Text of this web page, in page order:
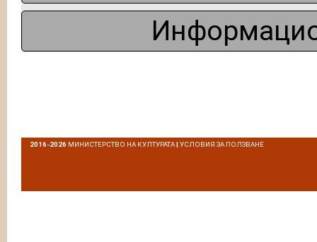
2016-2026 МИНИСТЕРСТВО НА КУЛТУРАТА|УСЛОВИЯ ЗА ПОЛЗВАНЕ